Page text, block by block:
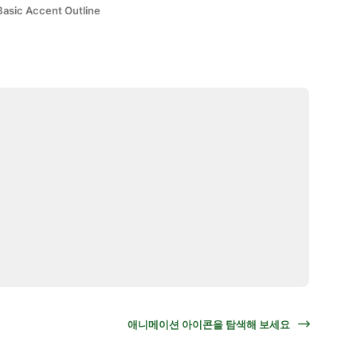
Accent Outline
애니메이션 아이콘을 탐색해 보세요